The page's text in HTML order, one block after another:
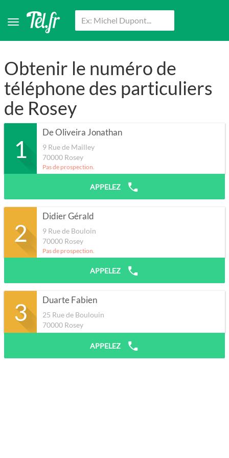
Obtenir le numéro de
téléphone des particuliers
de Rosey
1
De Oliveira Jonathan
9 Rue de Mailley
70000 Rosey
Pas de prospection.
APPELEZ
2
Didier Gérald
9 Rue de Bouloin
70000 Rosey
Pas de prospection.
APPELEZ
3 Duarte Fabien
25 Rue de Boulouin
70000 Rosey
APPELEZ